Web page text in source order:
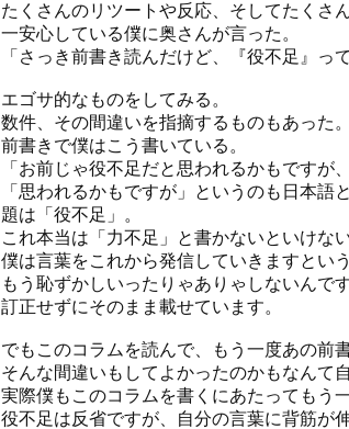
たくさんのリツートや反応、そしてたくさ
一安心している僕に奥さんが言った。
「さっき前書き読んだけど、『役不足』っ
エゴサ的なものをしてみる。
数件、その間違いを指摘するものもあった。
前書きで僕はこう書いている。
「お前じゃ役不足だと思われるかもですが
「思われるかもですが」というのも日本
題は「役不足」。
これ本当は「力不足」と書かないといけな
僕は言葉をこれから発信していきますとい
もう恥ずかしいったりゃありゃしないんで
訂正せずにそのまま載せています。
でもこのコラムを読んで、もう一度あの前
そんな間違いもしてよかったのかもなんて
実際僕もこのコラムを書くにあたってもう
役不足は反省ですが、自分の言葉に背筋が